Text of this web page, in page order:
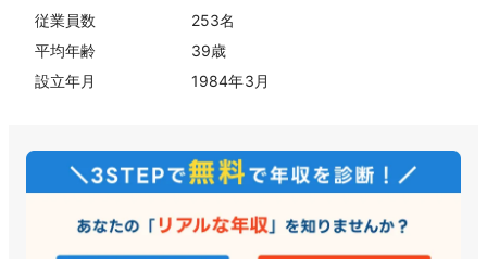
従業員数
253名
平均年齢
39歳
設立年月
1984年3月